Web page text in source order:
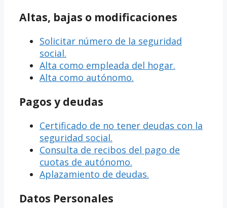
Altas, bajas o modificaciones
Solicitar número de la seguridad
social.
Alta como empleada del hogar.
Alta como autónomo.
Pagos y deudas
Certificado de no tener deudas con la
seguridad social.
Consulta de recibos del pago de
cuotas de autónomo.
Aplazamiento de deudas.
Datos Personales